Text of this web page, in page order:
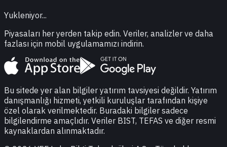
Yukleniyor...
Piyasaları her yerden takip edin. Veriler, analizler ve daha
fazlası için mobil uygulamamızı indirin.
Bu sitede yer alan bilgiler yatırım tavsiyesi değildir. Yatırım
danışmanlığı hizmeti, yetkili kuruluşlar tarafından kişiye
özel olarak verilmektedir. Buradaki bilgiler sadece
bilgilendirme amaçlıdır. Veriler BIST, TEFAS ve diğer resmi
kaynaklardan alınmaktadır.